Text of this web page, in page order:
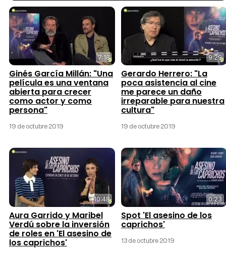
7:18
Ginés García Millán: "Una
película es una ventana
abierta para crecer
como actor y como
persona"
19 de octubre 2019
9:29
Gerardo Herrero: "La
poca asistencia al cine
me parece un daño
irreparable para nuestra
cultura"
19 de octubre 2019
10:48
Aura Garrido y Maribel
Verdú sobre la inversión
de roles en 'El asesino de
los caprichos'
0:23
Spot 'El asesino de los
caprichos'
13 de octubre 2019